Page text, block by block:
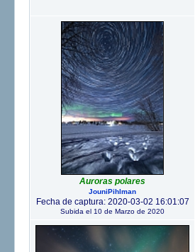
Auroras polares
JouniPihlman
Fecha de captura: 2020-03-02 16:01:07
Subida el 10 de Marzo de 2020